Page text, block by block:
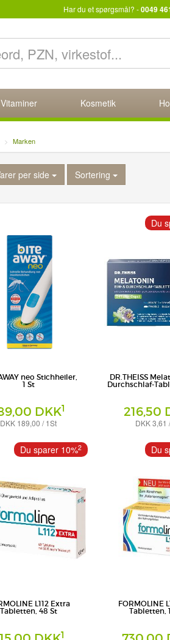
Har du et spørgsmål? -0049
Kosmetik
Marken
per side Sortering
neo Stichheiler,
1 St
DKK1
DKK 189,00 / 1St
DR.THEISS
Durchschlaf-
216,50
DKK 3,61
Dr. Theiss Naturwaren
Du
L112 Extra
Tabletten, 48 St
1
Du sparer 10%2
FORMOLINE
Tabletten,
Du